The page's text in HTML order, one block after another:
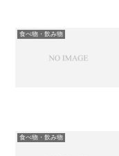
食べ物・飲み物
食べ物・飲み物